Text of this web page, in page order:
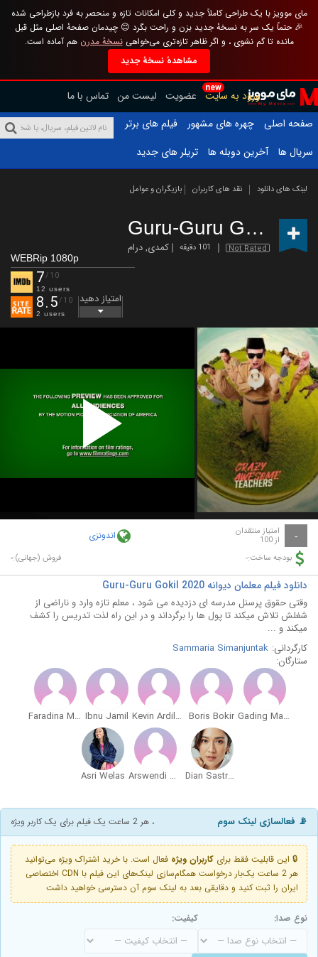
مای موویز با یک طراحی کاملاً جدید و کلی امکانات تازه و منحصر به فرد بازطراحی شده
🎉 حتماً یک سر به نسخهٔ جدید بزن و راحت بگرد 😊 چیدمان صفحهٔ اصلی مثل قبل
مانده تا گم نشوی ، و اگر ظاهر تازه‌تری می‌خواهینسخهٔ مدرن هم آماده است.
مشاهدهٔ نسخهٔ جدید
new
ورود به سایت عضویت لیست من تماس با ما
صفحه اصلی
چهره های مشهور
فیلم های برتر
سریال ها
آخرین دوبله ها تریلر های جدید
لینک های دانلود نقد های کاربران بازیگران و عوامل
Guru-Guru Gokil
Not Rated 101 دقیقه کمدی,درام
WEBRip 1080p
7/10
12 users
8.5/10
2 users
امتیاز دهید
Play
Video
- امتیاز منتقدان
از 100 اندونزی
بودجه ساخت:- فروش (جهانی):-
دانلود فیلم معلمان دیوانه Guru-Guru Gokil 2020
وقتی حقوق پرسنل مدرسه ای دزدیده می شود ، معلم تازه وارد و ناراضی از
شغلش تلاش میکند تا پول ها را برگرداند و در این راه لذت تدریس را کشف
میکند و ...
کارگردانی: Sammaria Simanjuntak
ستارگان:
Gading Marten
Boris Bokir
Kevin Ardilova
Ibnu Jamil
Faradina Mufti
Dian Sastrowardoyo
Arswendi Nasution
Asri Welas
📡 فعالسازی لینک سوم ، هر 2 ساعت یک فیلم برای یک کاربر ویژه
🔒 این قابلیت فقط برای کاربران ویژه فعال است. با خرید اشتراک ویژه می‌توانید
هر 2 ساعت یک‌بار درخواست همگام‌سازی لینک‌های این فیلم با CDN اختصاصی
ایران را ثبت کنید و دقایقی بعد به لینک سوم آن دسترسی خواهید داشت
نوع صدا: کیفیت: